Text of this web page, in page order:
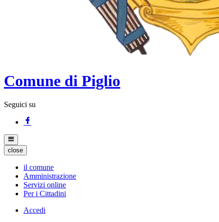
Comune di Piglio
Seguici su
close
il comune
Amministrazione
Servizi online
Per i Cittadini
Accedi